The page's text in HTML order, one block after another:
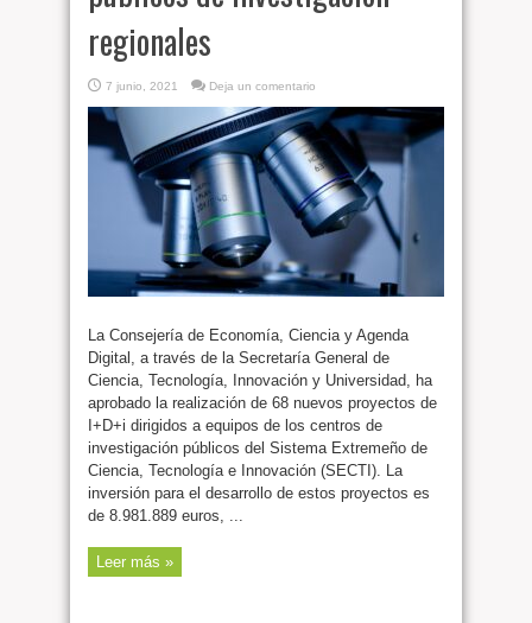
regionales
7 junio, 2021 Deja un comentario
La Consejería de Economía, Ciencia y Agenda
Digital, a través de la Secretaría General de
Ciencia, Tecnología, Innovación y Universidad, ha
aprobado la realización de 68 nuevos proyectos de
I+D+i dirigidos a equipos de los centros de
investigación públicos del Sistema Extremeño de
Ciencia, Tecnología e Innovación (SECTI). La
inversión para el desarrollo de estos proyectos es
de 8.981.889 euros, ...
Leer más »